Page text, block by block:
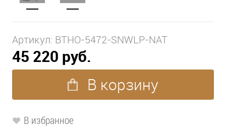
Артикул: BTHO-5472-SNWLP-NAT
45 220 руб.
В корзину
В избранное